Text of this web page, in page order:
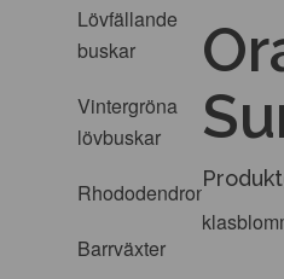
Lövfällande
buskar
Vintergröna
lövbuskar
Rhododendron
Barrväxter